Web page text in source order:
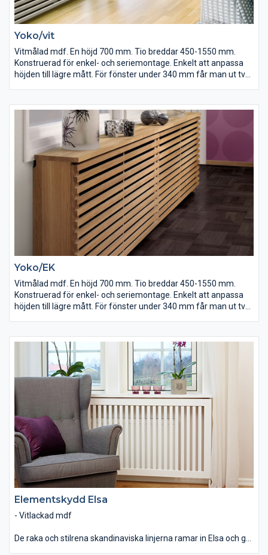
Yoko/vit
Vitmålad mdf. En höjd 700 mm. Tio breddar 450-1550 mm.
Konstruerad för enkel- och seriemontage. Enkelt att anpassa
höjden till lägre mått. För fönster under 340 mm får man ut två
Yoko/EK
Vitmålad mdf. En höjd 700 mm. Tio breddar 450-1550 mm.
Konstruerad för enkel- och seriemontage. Enkelt att anpassa
höjden till lägre mått. För fönster under 340 mm får man ut två
Elementskydd Elsa
- Vitlackad mdf
De raka och stilrena skandinaviska linjerna ramar in Elsa och ger